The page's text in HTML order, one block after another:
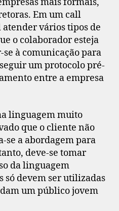
mais formais,
Em um call
atender vários tipos de
o colaborador esteja
à comunicação para
um protocolo pré-
entre a empresa
linguagem muito
que o cliente não
se a abordagem para
deve-se tomar
da linguagem
só devem ser utilizadas
um público jovem